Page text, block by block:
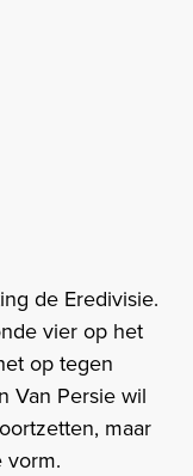
de Eredivisie.
vier op het
op tegen
Van Persie wil
maar
vorm.